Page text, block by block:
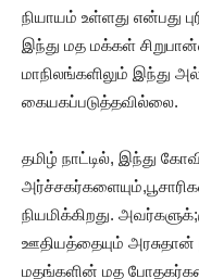
நியாயம் உள்ளது என்பது
இந்து மத மக்கள்
மாநிலங்களிலும் இந்து
கையகப்படுத்தவில்லை.
தமிழ் நாட்டில், இந்து
நியமிக்கிறது.
ஊதியத்தையும் அரசுதான்
மதங்களின் மத